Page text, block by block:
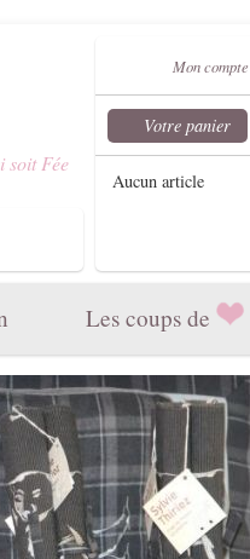
soit Fée
Mon compte
Les coups de
Votre panier
Aucun article